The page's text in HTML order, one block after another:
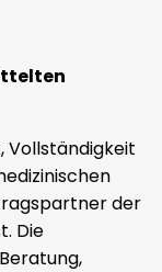
Vollständigkeit
der
Die